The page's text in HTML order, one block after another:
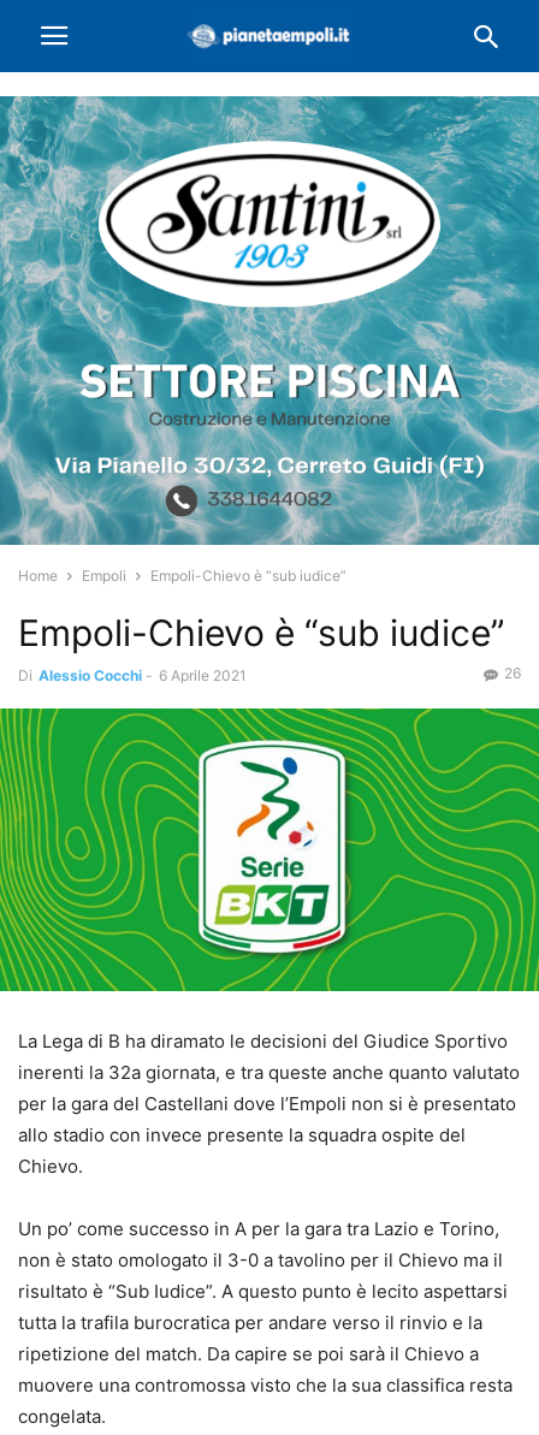
Home Empoli Empoli-Chievo è “sub iudice”
Empoli-Chievo è “sub iudice”
Di Alessio Cocchi - 6 Aprile 2021 26
La Lega di B ha diramato le decisioni del Giudice Sportivo
inerenti la 32a giornata, e tra queste anche quanto valutato
per la gara del Castellani dove l’Empoli non si è presentato
allo stadio con invece presente la squadra ospite del
Chievo.
Un po’ come successo in A per la gara tra Lazio e Torino,
non è stato omologato il 3-0 a tavolino per il Chievo ma il
risultato è “Sub Iudice”. A questo punto è lecito aspettarsi
tutta la trafila burocratica per andare verso il rinvio e la
ripetizione del match. Da capire se poi sarà il Chievo a
muovere una contromossa visto che la sua classifica resta
congelata.